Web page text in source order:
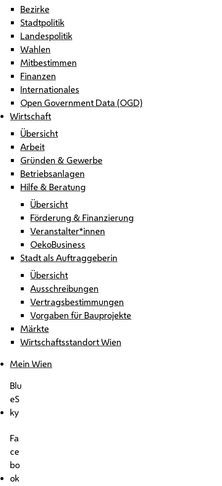
Bezirke
Stadtpolitik
Landespolitik
Wahlen
Mitbestimmen
Finanzen
Internationales
Open Government Data (OGD)
Wirtschaft
Übersicht
Arbeit
Gründen & Gewerbe
Betriebsanlagen
Hilfe & Beratung
Übersicht
Förderung & Finanzierung
Veranstalter*innen
OekoBusiness
Stadt als Auftraggeberin
Übersicht
Ausschreibungen
Vertragsbestimmungen
Vorgaben für Bauprojekte
Märkte
Wirtschaftsstandort Wien
Mein Wien
Blu
eS
ky
Fa
ce
bo
ok